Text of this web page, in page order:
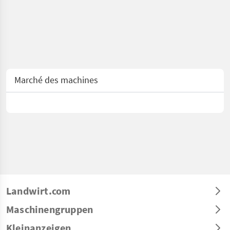
Marché des machines
Landwirt.com
Maschinengruppen